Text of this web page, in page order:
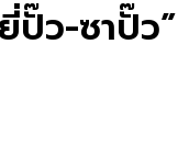
ปั๊ว-ซาปั๊ว”